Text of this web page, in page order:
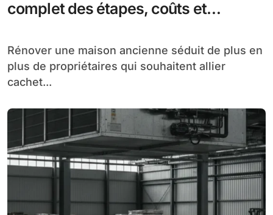
complet des étapes, coûts et
Rénover une maison ancienne séduit de plus en
plus de propriétaires qui souhaitent allier
cachet...